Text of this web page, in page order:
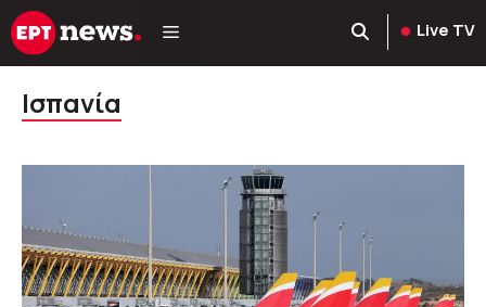
Μετάβαση
σε
Live TV
Ισπανία